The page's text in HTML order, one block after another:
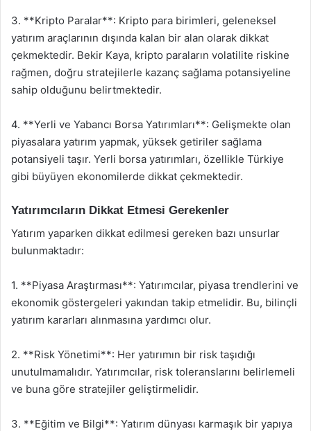
3. **Kripto Paralar**: Kripto para birimleri, geleneksel
yatırım araçlarının dışında kalan bir alan olarak dikkat
çekmektedir. Bekir Kaya, kripto paraların volatilite riskine
rağmen, doğru stratejilerle kazanç sağlama potansiyeline
sahip olduğunu belirtmektedir.
4. **Yerli ve Yabancı Borsa Yatırımları**: Gelişmekte olan
piyasalara yatırım yapmak, yüksek getiriler sağlama
potansiyeli taşır. Yerli borsa yatırımları, özellikle Türkiye
gibi büyüyen ekonomilerde dikkat çekmektedir.
Yatırımcıların Dikkat Etmesi Gerekenler
Yatırım yaparken dikkat edilmesi gereken bazı unsurlar
bulunmaktadır:
1. **Piyasa Araştırması**: Yatırımcılar, piyasa trendlerini ve
ekonomik göstergeleri yakından takip etmelidir. Bu, bilinçli
yatırım kararları alınmasına yardımcı olur.
2. **Risk Yönetimi**: Her yatırımın bir risk taşıdığı
unutulmamalıdır. Yatırımcılar, risk toleranslarını belirlemeli
ve buna göre stratejiler geliştirmelidir.
3. **Eğitim ve Bilgi**: Yatırım dünyası karmaşık bir yapıya